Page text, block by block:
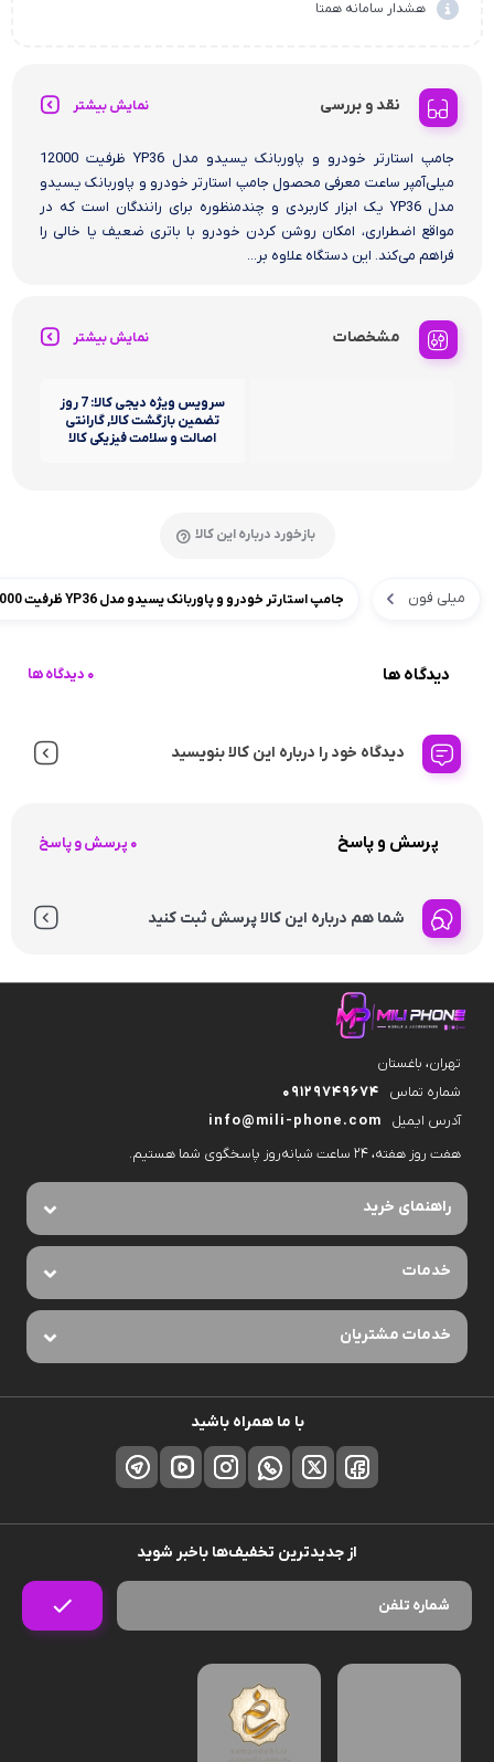
هشدار سامانه همتا
نقد و بررسی نمایش بیشتر
جامپ استارتر خودرو و پاوربانک یسیدو مدل YP36 ظرفیت 12000
میلی‌آمپر ساعت معرفی محصول جامپ استارتر خودرو و پاوربانک یسیدو
مدل YP36 یک ابزار کاربردی و چندمنظوره برای رانندگان است که در
مواقع اضطراری، امکان روشن کردن خودرو با باتری ضعیف یا خالی را
فراهم می‌کند. این دستگاه علاوه بر...
مشخصات نمایش بیشتر
سرویس ویژه دیجی کالا: 7 روز
تضمین بازگشت کالا, گارانتی
اصالت و سلامت فیزیکی کالا
بازخورد درباره این کالا
میلی فون جامپ استارتر خودرو و پاوربانک یسیدو مدل YP36 ظرفیت 12000 میلی آمپر ساعت
دیدگاه ها 0 دیدگاه ها
دیدگاه خود را درباره این کالا بنویسید
پرسش و پاسخ 0 پرسش و پاسخ
شما هم درباره این کالا پرسش ثبت کنید
تهران، باغستان
شماره تماس
09129749674
آدرس ایمیل
info@mili-phone.com
هفت روز هفته، ۲۴ ساعت شبانه‌روز پاسخگوی شما هستیم.
راهنمای خرید
خدمات
خدمات مشتریان
با ما همراه باشید
از جدیدترین تخفیف‌ها باخبر شوید